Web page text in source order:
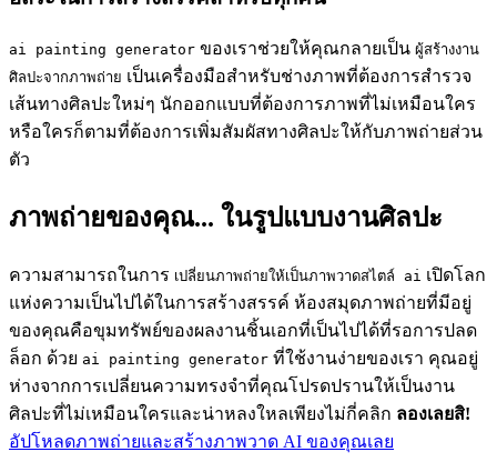
ai painting generator ของเราช่วยให้คุณกลายเป็น ผู้สร้างงาน
ศิลปะจากภาพถ่าย เป็นเครื่องมือสำหรับช่างภาพที่ต้องการสำรวจ
เส้นทางศิลปะใหม่ๆ นักออกแบบที่ต้องการภาพที่ไม่เหมือนใคร
หรือใครก็ตามที่ต้องการเพิ่มสัมผัสทางศิลปะให้กับภาพถ่ายส่วน
ตัว
ภาพถ่ายของคุณ... ในรูปแบบงานศิลปะ
ความสามารถในการ เปลี่ยนภาพถ่ายให้เป็นภาพวาดสไตล์ ai เปิดโลก
แห่งความเป็นไปได้ในการสร้างสรรค์ ห้องสมุดภาพถ่ายที่มีอยู่
ของคุณคือขุมทรัพย์ของผลงานชิ้นเอกที่เป็นไปได้ที่รอการปลด
ล็อก ด้วย ai painting generator ที่ใช้งานง่ายของเรา คุณอยู่
ห่างจากการเปลี่ยนความทรงจำที่คุณโปรดปรานให้เป็นงาน
ศิลปะที่ไม่เหมือนใครและน่าหลงใหลเพียงไม่กี่คลิก ลองเลยสิ!
อัปโหลดภาพถ่ายและสร้างภาพวาด AI ของคุณเลย